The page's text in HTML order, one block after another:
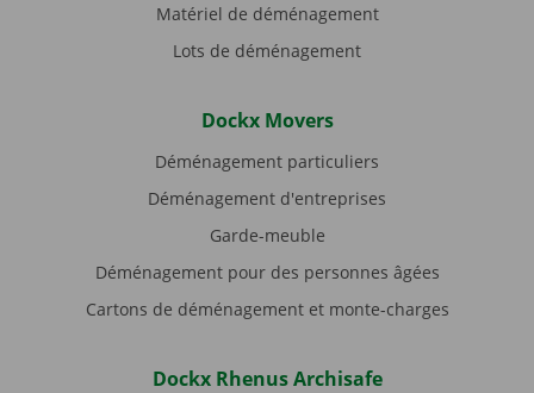
Matériel de déménagement
Lots de déménagement
Dockx Movers
Déménagement particuliers
Déménagement d'entreprises
Garde-meuble
Déménagement pour des personnes âgées
Cartons de déménagement et monte-charges
Dockx Rhenus Archisafe